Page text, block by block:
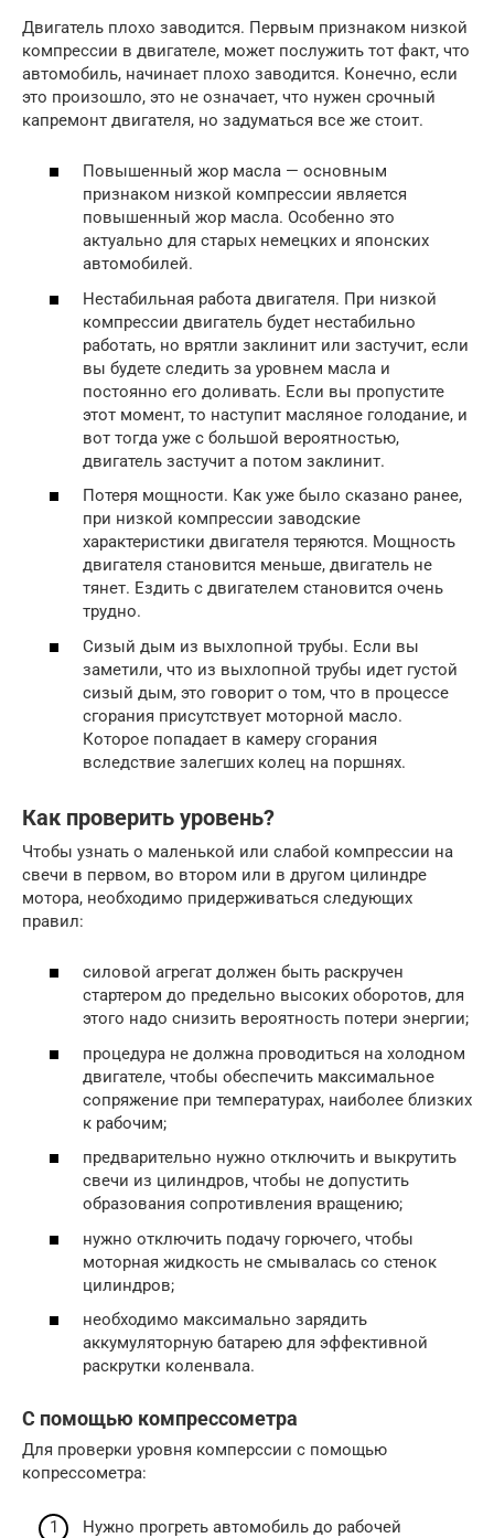
Двигатель плохо заводится. Первым признаком низкой
компрессии в двигателе, может послужить тот факт, что
автомобиль, начинает плохо заводится. Конечно, если
это произошло, это не означает, что нужен срочный
капремонт двигателя, но задуматься все же стоит.
Повышенный жор масла — основным
признаком низкой компрессии является
повышенный жор масла. Особенно это
актуально для старых немецких и японских
автомобилей.
Нестабильная работа двигателя. При низкой
компрессии двигатель будет нестабильно
работать, но врятли заклинит или застучит, если
вы будете следить за уровнем масла и
постоянно его доливать. Если вы пропустите
этот момент, то наступит масляное голодание, и
вот тогда уже с большой вероятностью,
двигатель застучит а потом заклинит.
Потеря мощности. Как уже было сказано ранее,
при низкой компрессии заводские
характеристики двигателя теряются. Мощность
двигателя становится меньше, двигатель не
тянет. Ездить с двигателем становится очень
трудно.
Сизый дым из выхлопной трубы. Если вы
заметили, что из выхлопной трубы идет густой
сизый дым, это говорит о том, что в процессе
сгорания присутствует моторной масло.
Которое попадает в камеру сгорания
вследствие залегших колец на поршнях.
Как проверить уровень?
Чтобы узнать о маленькой или слабой компрессии на
свечи в первом, во втором или в другом цилиндре
мотора, необходимо придерживаться следующих
правил:
силовой агрегат должен быть раскручен
стартером до предельно высоких оборотов, для
этого надо снизить вероятность потери энергии;
процедура не должна проводиться на холодном
двигателе, чтобы обеспечить максимальное
сопряжение при температурах, наиболее близких
к рабочим;
предварительно нужно отключить и выкрутить
свечи из цилиндров, чтобы не допустить
образования сопротивления вращению;
нужно отключить подачу горючего, чтобы
моторная жидкость не смывалась со стенок
цилиндров;
необходимо максимально зарядить
аккумуляторную батарею для эффективной
раскрутки коленвала.
С помощью компрессометра
Для проверки уровня комперссии с помощью
копрессометра:
Нужно прогреть автомобиль до рабочей